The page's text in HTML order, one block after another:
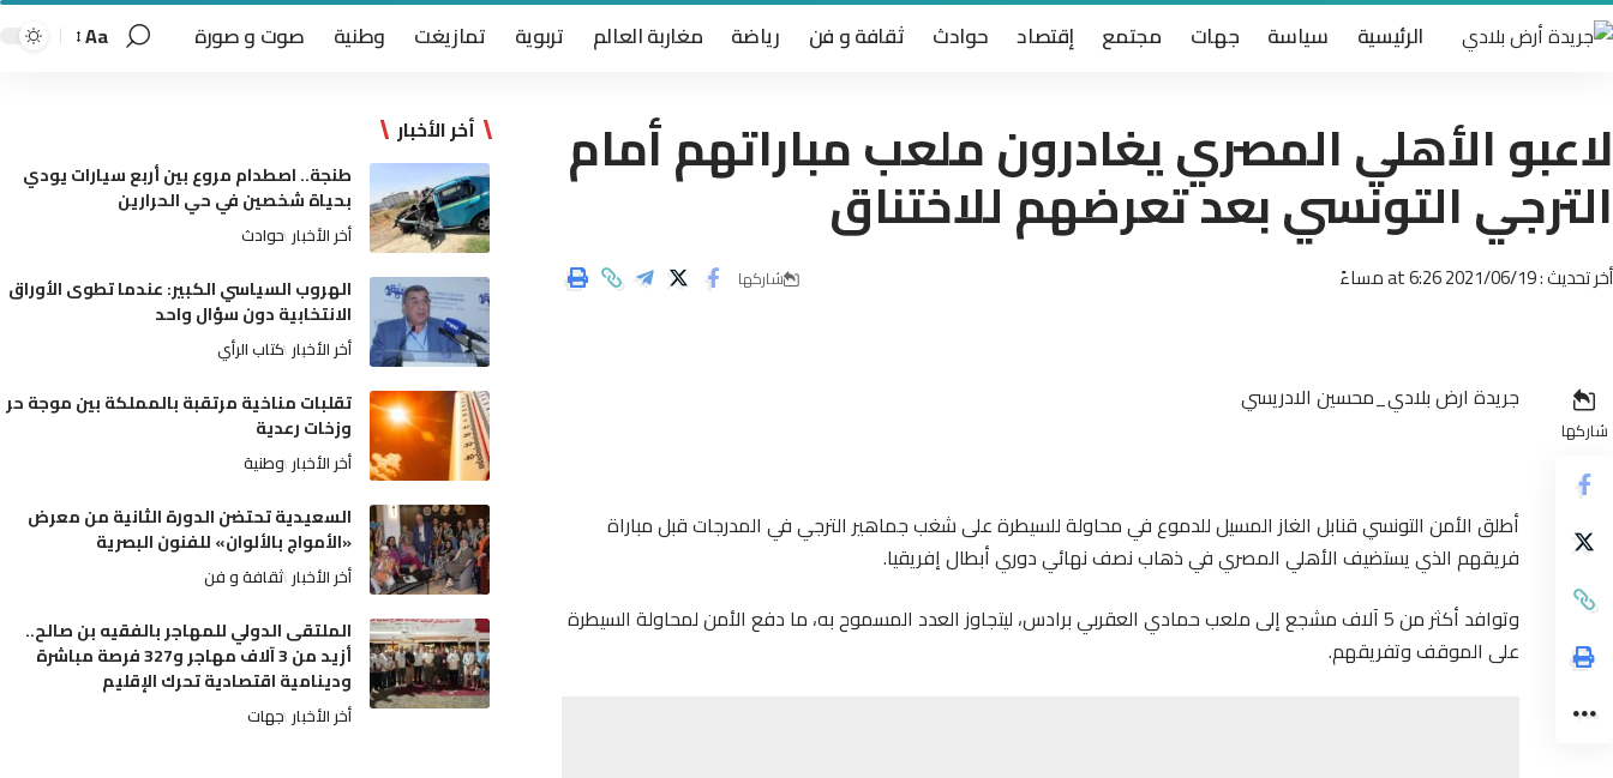
الرئيسية سياسة جهات مجتمع إقتصاد حوادث ثقافة و فن رياضة مغاربة العالم تربوية تمازيغت وطنية صوت و صورة Aa
لاعبو الأهلي المصري يغادرون ملعب مباراتهم أمام
الترجي التونسي بعد تعرضهم للاختناق‎
أخر تحديث : 2021/06/19 at 6:26 مساءً شاركها
شاركها
جريدة ارض بلادي_محسين الادريسي
أطلق الأمن التونسي قنابل الغاز المسيل للدموع في محاولة للسيطرة على شغب جماهير الترجي في المدرجات قبل مباراة
فريقهم الذي يستضيف الأهلي المصري في ذهاب نصف نهائي دوري أبطال إفريقيا.
وتوافد أكثر من 5 آلاف مشجع إلى ملعب حمادي العقربي برادس، ليتجاوز العدد المسموح به، ما دفع الأمن لمحاولة السيطرة
على الموقف وتفريقهم.
أخر الأخبار
طنجة.. اصطدام مروع بين أربع سيارات يودي
بحياة شخصين في حي الحرارين
أخر الأخبار حوادث
الهروب السياسي الكبير: عندما تطوى الأوراق
الانتخابية دون سؤال واحد
أخر الأخبار كتاب الرأي
تقلبات مناخية مرتقبة بالمملكة بين موجة حر
وزخات رعدية
أخر الأخبار وطنية
السعيدية تحتضن الدورة الثانية من معرض
«الأمواج بالألوان» للفنون البصرية
أخر الأخبار ثقافة و فن
الملتقى الدولي للمهاجر بالفقيه بن صالح..
أزيد من 3 آلاف مهاجر و327 فرصة مباشرة
ودينامية اقتصادية تحرك الإقليم
أخر الأخبار جهات